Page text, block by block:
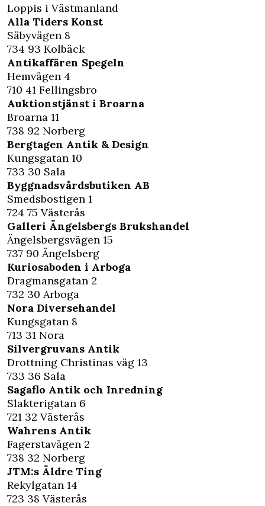
Loppis i Västmanland
Alla Tiders Konst
Säbyvägen 8
734 93 Kolbäck
Antikaffären Spegeln
Hemvägen 4
710 41 Fellingsbro
Auktionstjänst i Broarna
Broarna 11
738 92 Norberg
Bergtagen Antik & Design
Kungsgatan 10
733 30 Sala
Byggnadsvårdsbutiken AB
Smedsbostigen 1
724 75 Västerås
Galleri Ängelsbergs Brukshandel
Ängelsbergsvägen 15
737 90 Ängelsberg
Kuriosaboden i Arboga
Dragmansgatan 2
732 30 Arboga
Nora Diversehandel
Kungsgatan 8
713 31 Nora
Silvergruvans Antik
Drottning Christinas väg 13
733 36 Sala
Sagaflo Antik och Inredning
Slakterigatan 6
721 32 Västerås
Wahrens Antik
Fagerstavägen 2
738 32 Norberg
JTM:s Äldre Ting
Rekylgatan 14
723 38 Västerås